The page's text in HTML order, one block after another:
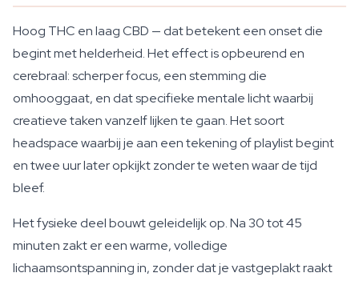
Hoog THC en laag CBD — dat betekent een onset die
begint met helderheid. Het effect is opbeurend en
cerebraal: scherper focus, een stemming die
omhooggaat, en dat specifieke mentale licht waarbij
creatieve taken vanzelf lijken te gaan. Het soort
headspace waarbij je aan een tekening of playlist begint
en twee uur later opkijkt zonder te weten waar de tijd
bleef.
Het fysieke deel bouwt geleidelijk op. Na 30 tot 45
minuten zakt er een warme, volledige
lichaamsontspanning in, zonder dat je vastgeplakt raakt